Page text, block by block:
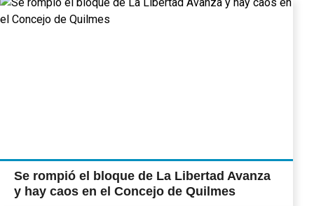
Se rompió el bloque de La Libertad Avanza
y hay caos en el Concejo de Quilmes